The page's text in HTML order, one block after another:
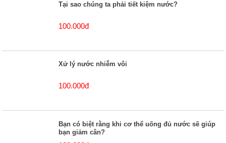
Tại sao chúng ta phải tiết kiệm nước?
100.000đ
Xử lý nước nhiễm vôi
100.000đ
Bạn có biệt rằng khi cơ thể uống đủ nước sẽ giúp
bạn giảm cân?